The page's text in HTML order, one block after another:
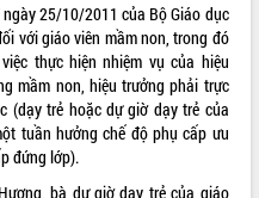
25/10/2011 của Bộ Giáo dục
với giáo viên mầm non, trong đó
thực hiện nhiệm vụ của hiệu
mầm non, hiệu trưởng phải trực
(dạy trẻ hoặc dự giờ dạy trẻ của
tuần hưởng chế độ phụ cấp ưu
đứng lớp).
bà dự giờ dạy trẻ của giáo